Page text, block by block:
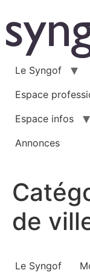
au
contenu
Le Syngof
Espace
Espace infos
Annonces
de
Le Syngof